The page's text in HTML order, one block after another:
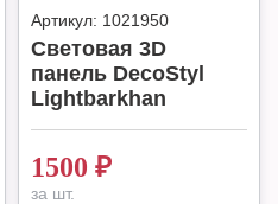
Артикул: 1021950
Световая 3D
панель DecoStyl
Lightbarkhan
1500 ₽
за шт.